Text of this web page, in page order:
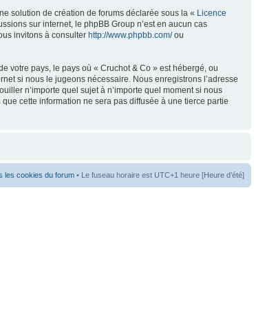
solution de création de forums déclarée sous la « Licence
sur internet, le phpBB Group n’est en aucun cas
invitons à consulter http://www.phpbb.com/ou
votre pays, le pays où « Cruchot & Co » est hébergé, ou
si nous le jugeons nécessaire. Nous enregistrons l’adresse
n’importe quel sujet à n’importe quel moment si nous
cette information ne sera pas diffusée à une tierce partie
les cookies du forum • Le fuseau horaire est UTC+1 heure [Heure d’été]